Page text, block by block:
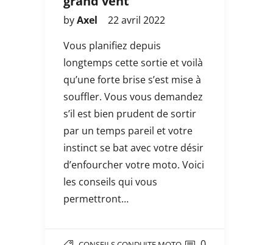
byAxel
22 avril 2022
Vous planifiez depuis
longtemps cette sortie et voilà
qu’une forte brise s’est mise à
souffler. Vous vous demandez
s’il est bien prudent de sortir
par un temps pareil et votre
instinct se bat avec votre désir
d’enfourcher votre moto. Voici
les conseils qui vous
permettront…